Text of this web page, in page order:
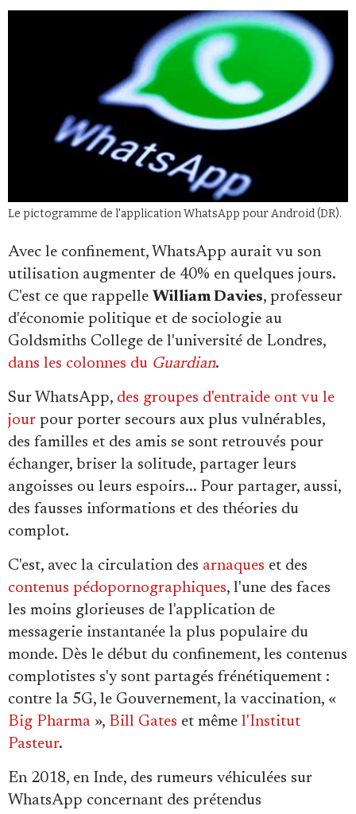
Le pictogramme de l'application WhatsApp pour Android (DR).
Avec le confinement, WhatsApp aurait vu son
utilisation augmenter de 40% en quelques jours.
C'est ce que rappelle William Davies, professeur
d'économie politique et de sociologie au
Goldsmiths College de l'université de Londres,
dans les colonnes du Guardian.
Sur WhatsApp, des groupes d'entraide ont vu le
jour pour porter secours aux plus vulnérables,
des familles et des amis se sont retrouvés pour
échanger, briser la solitude, partager leurs
angoisses ou leurs espoirs... Pour partager, aussi,
des fausses informations et des théories du
complot.
C'est, avec la circulation des arnaques et des
contenus pédopornographiques, l'une des faces
les moins glorieuses de l'application de
messagerie instantanée la plus populaire du
monde. Dès le début du confinement, les contenus
complotistes s'y sont partagés frénétiquement :
contre la 5G, le Gouvernement, la vaccination, «
Big Pharma », Bill Gates et même l'Institut
Pasteur.
En 2018, en Inde, des rumeurs véhiculées sur
WhatsApp concernant des prétendus